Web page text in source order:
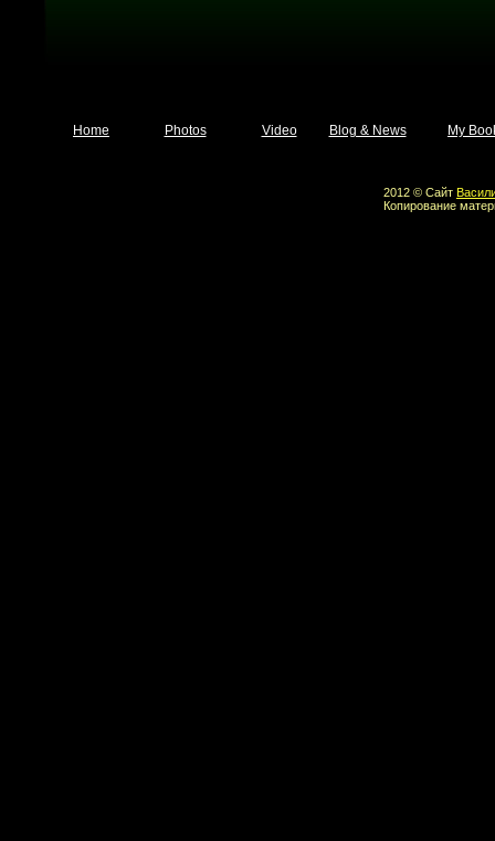
Home Photos Video Blog & News My
2012 © Сайт
Копирование